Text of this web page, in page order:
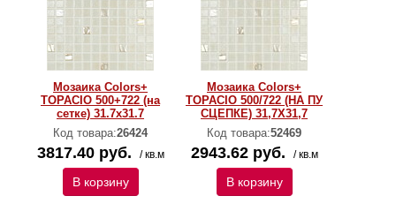
Мозаика Colors+
TOPACIO 500+722 (на
сетке) 31.7x31.7
Код товара:26424
3817.40 руб. / кв.м
В корзину
Мозаика Colors+
TOPACIO 500/722 (НА ПУ
СЦЕПКЕ) 31,7Х31,7
Код товара:52469
2943.62 руб. / кв.м
В корзину